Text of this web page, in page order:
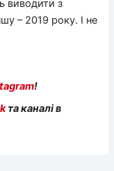
виводити з
– 2019 року. І не
!
та каналі в